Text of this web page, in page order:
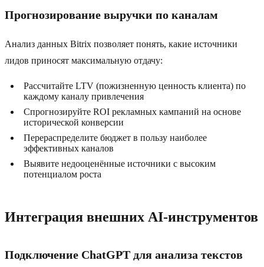
Прогнозирование выручки по каналам
Анализ данных Bitrix позволяет понять, какие источники
лидов приносят максимальную отдачу:
Рассчитайте LTV (пожизненную ценность клиента) по
каждому каналу привлечения
Спрогнозируйте ROI рекламных кампаний на основе
исторической конверсии
Перераспределите бюджет в пользу наиболее
эффективных каналов
Выявите недооценённые источники с высоким
потенциалом роста
Интеграция внешних AI-инструментов
Подключение ChatGPT для анализа текстов